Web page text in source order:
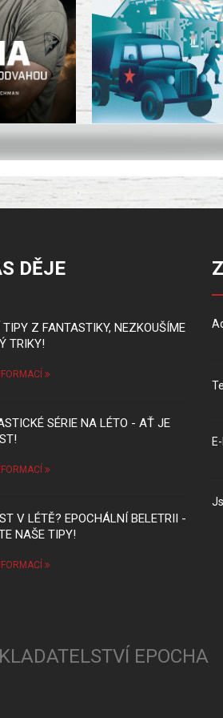
DĚJE
Z FANTASTIKY, NEZKOUŠÍME
TRIKY!
SÉRIE NA LÉTO - AŤ JE
V LÉTĚ? EPOCHÁLNÍ BELETRII -
NAŠE TIPY!
EPOCHA